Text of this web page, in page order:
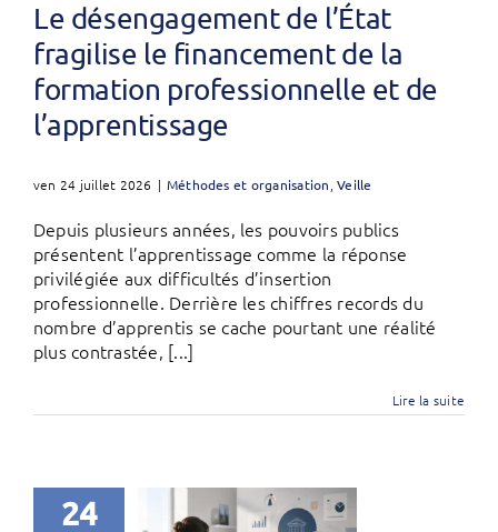
Le désengagement de l’État
fragilise le financement de la
formation professionnelle et de
l’apprentissage
ven 24 juillet 2026 | Méthodes et organisation,Veille
Depuis plusieurs années, les pouvoirs publics
présentent l’apprentissage comme la réponse
privilégiée aux difficultés d’insertion
professionnelle. Derrière les chiffres records du
nombre d’apprentis se cache pourtant une réalité
plus contrastée, [...]
Lire la suite
24